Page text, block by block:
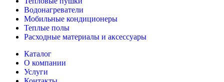
Водонагреватели
Мобильные кондиционеры
Теплые полы
Расходные материалы и аксессуары
Каталог
О компании
Услуги